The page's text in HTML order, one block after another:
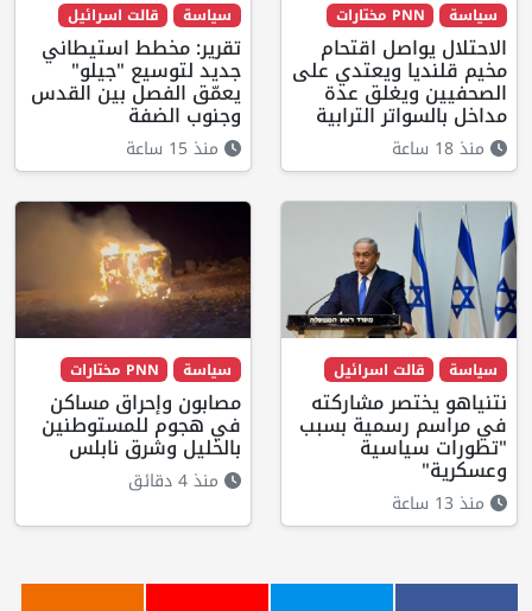
سياسة PNN مختارات
الاحتلال يواصل اقتحام
مخيم قلنديا ويعتدي على
الصحفيين ويغلق عدة
مداخل بالسواتر الترابية
منذ 18 ساعة
سياسة قالت اسرائيل
تقرير: مخطط استيطاني
جديد لتوسيع "جيلو"
يعمّق الفصل بين القدس
وجنوب الضفة
منذ 15 ساعة
سياسة قالت اسرائيل
نتنياهو يختصر مشاركته
في مراسم رسمية بسبب
"تطورات سياسية
وعسكرية"
منذ 13 ساعة
سياسة PNN مختارات
مصابون وإحراق مساكن
في هجوم للمستوطنين
بالخليل وشرق نابلس
منذ 4 دقائق